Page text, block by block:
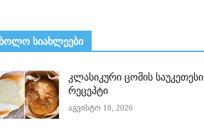
ᲡᲘᲐᲮᲚᲔᲔᲑᲘ
კლასიკური ცომის საუკეთესი
რეცეპტი
აგვისტო 10, 2026